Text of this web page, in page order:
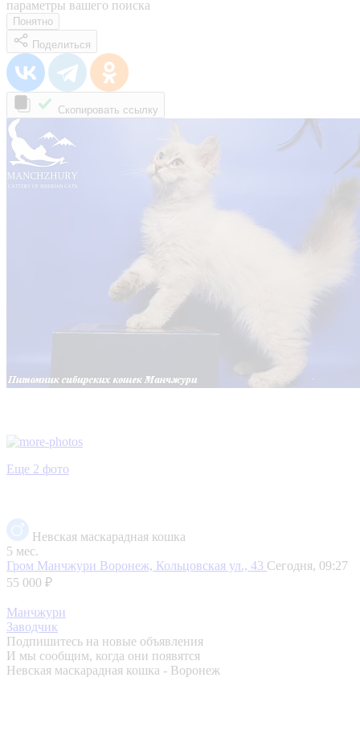
параметры вашего поиска
Понятно
Поделиться
Скопировать ссылку
Еще 2 фото
Невская маскарадная кошка
5 мес.
Гром Манчжури Воронеж, Кольцовская ул., 43 Сегодня, 09:27
55 000 ₽
Манчжури
Заводчик
Подпишитесь на новые объявления
И мы сообщим, когда они появятся
Невская маскарадная кошка - Воронеж